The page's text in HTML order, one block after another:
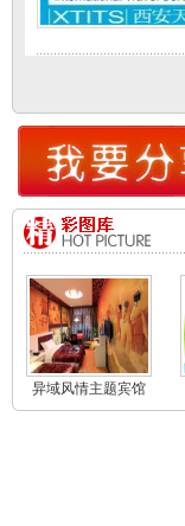
异域风情主题宾馆